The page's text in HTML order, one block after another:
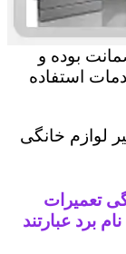
بوده و
استفاده
لوازم خانگی
تعمیرات
برد عبارتند